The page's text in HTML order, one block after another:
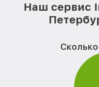
Наш сервис